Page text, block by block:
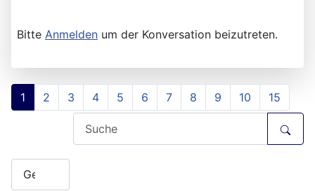
Bitte Anmelden um der Konversation beizutreten.
1 2 3 4 5 6 7 8 9 10 15